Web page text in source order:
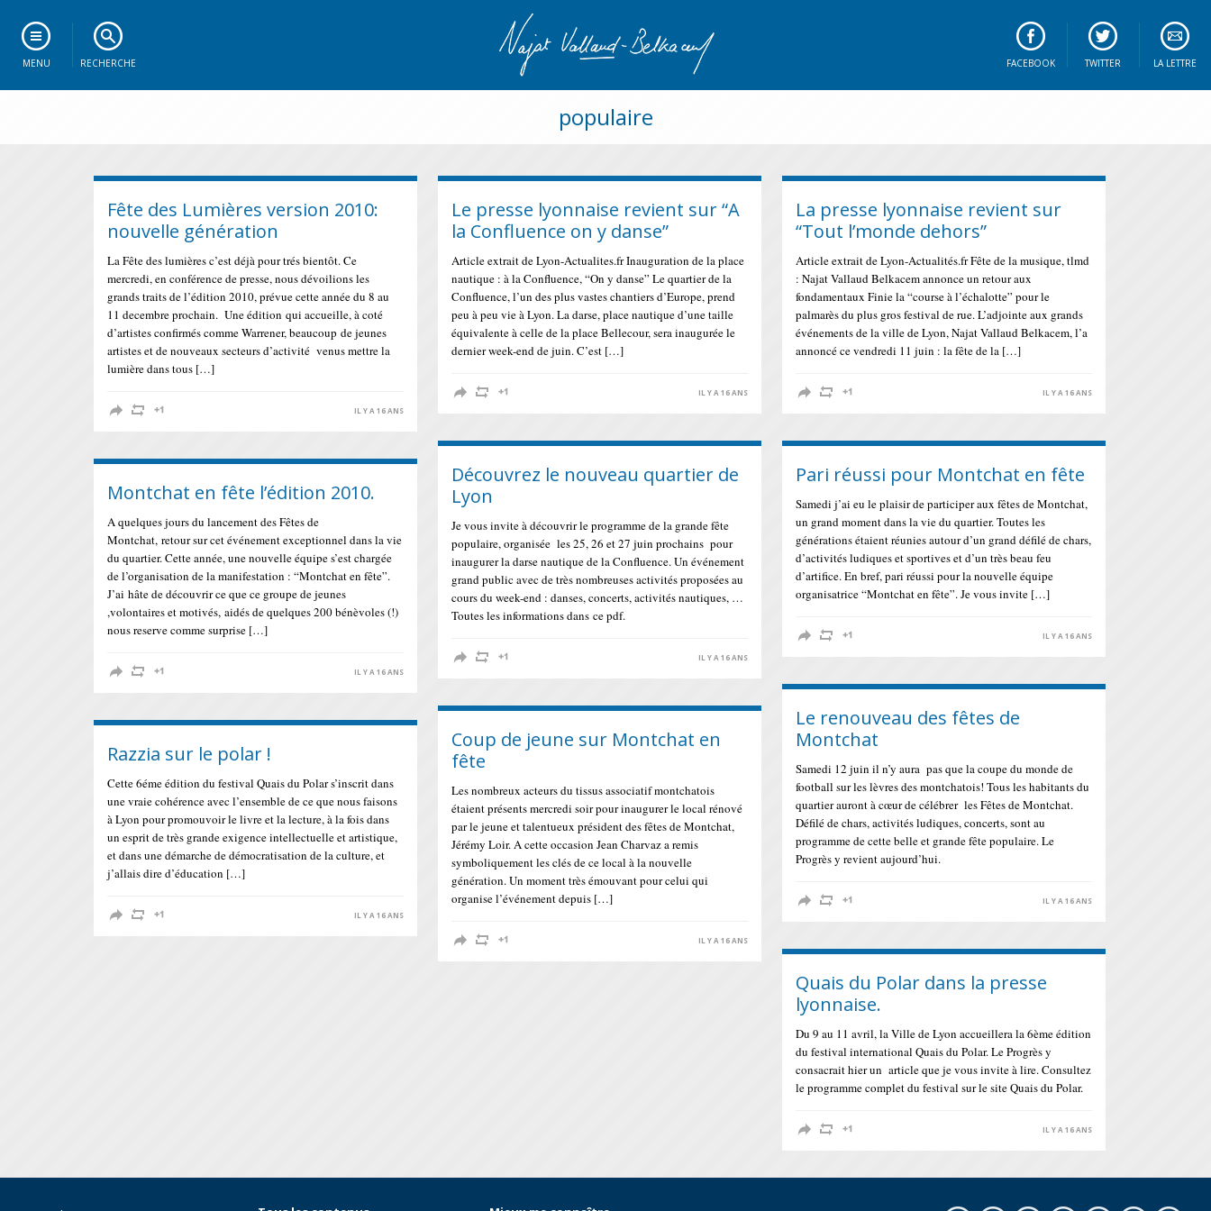
MENU RECHERCHE LA LETTRE
TWITTER
FACEBOOK
populaire
Fête des Lumières version 2010:
nouvelle génération
La Fête des lumières c’est déjà pour trés bientôt. Ce
mercredi, en conférence de presse, nous dévoilions les
grands traits de l’édition 2010, prévue cette année du 8 au
11 decembre prochain. Une édition qui accueille, à coté
d’artistes confirmés comme Warrener, beaucoup de jeunes
artistes et de nouveaux secteurs d’activité venus mettre la
lumière dans tous […]
IL Y A 16 ANS
Le presse lyonnaise revient sur “A
la Confluence on y danse”
Article extrait de Lyon-Actualites.fr Inauguration de la place
nautique : à la Confluence, “On y danse” Le quartier de la
Confluence, l’un des plus vastes chantiers d’Europe, prend
peu à peu vie à Lyon. La darse, place nautique d’une taille
équivalente à celle de la place Bellecour, sera inaugurée le
dernier week-end de juin. C’est […]
IL Y A 16 ANS
La presse lyonnaise revient sur
“Tout l’monde dehors”
Article extrait de Lyon-Actualités.fr Fête de la musique, tlmd
: Najat Vallaud Belkacem annonce un retour aux
fondamentaux Finie la “course à l’échalotte” pour le
palmarès du plus gros festival de rue. L’adjointe aux grands
événements de la ville de Lyon, Najat Vallaud Belkacem, l’a
annoncé ce vendredi 11 juin : la fête de la […]
IL Y A 16 ANS
Découvrez le nouveau quartier de
Lyon
Je vous invite à découvrir le programme de la grande fête
populaire, organisée les 25, 26 et 27 juin prochains pour
inaugurer la darse nautique de la Confluence. Un événement
grand public avec de très nombreuses activités proposées au
cours du week-end : danses, concerts, activités nautiques, …
Toutes les informations dans ce pdf.
IL Y A 16 ANS
Pari réussi pour Montchat en fête
Samedi j’ai eu le plaisir de participer aux fêtes de Montchat,
un grand moment dans la vie du quartier. Toutes les
générations étaient réunies autour d’un grand défilé de chars,
d’activités ludiques et sportives et d’un très beau feu
d’artifice. En bref, pari réussi pour la nouvelle équipe
organisatrice “Montchat en fête”. Je vous invite […]
IL Y A 16 ANS
Montchat en fête l’édition 2010.
A quelques jours du lancement des Fêtes de
Montchat, retour sur cet événement exceptionnel dans la vie
du quartier. Cette année, une nouvelle équipe s’est chargée
de l’organisation de la manifestation : “Montchat en fête”.
J’ai hâte de découvrir ce que ce groupe de jeunes
,volontaires et motivés, aidés de quelques 200 bénèvoles (!)
nous reserve comme surprise […]
IL Y A 16 ANS
Le renouveau des fêtes de
Montchat
Samedi 12 juin il n’y aura pas que la coupe du monde de
football sur les lèvres des montchatois! Tous les habitants du
quartier auront à cœur de célébrer les Fêtes de Montchat.
Défilé de chars, activités ludiques, concerts, sont au
programme de cette belle et grande fête populaire. Le
Progrès y revient aujourd’hui.
IL Y A 16 ANS
Coup de jeune sur Montchat en
fête
Les nombreux acteurs du tissus associatif montchatois
étaient présents mercredi soir pour inaugurer le local rénové
par le jeune et talentueux président des fêtes de Montchat,
Jérémy Loir. A cette occasion Jean Charvaz a remis
symboliquement les clés de ce local à la nouvelle
génération. Un moment très émouvant pour celui qui
organise l’événement depuis […]
IL Y A 16 ANS
Razzia sur le polar !
Cette 6éme édition du festival Quais du Polar s’inscrit dans
une vraie cohérence avec l’ensemble de ce que nous faisons
à Lyon pour promouvoir le livre et la lecture, à la fois dans
un esprit de très grande exigence intellectuelle et artistique,
et dans une démarche de démocratisation de la culture, et
j’allais dire d’éducation […]
IL Y A 16 ANS
Quais du Polar dans la presse
lyonnaise.
Du 9 au 11 avril, la Ville de Lyon accueillera la 6ème édition
du festival international Quais du Polar. Le Progrès y
consacrait hier un article que je vous invite à lire. Consultez
le programme complet du festival sur le site Quais du Polar.
IL Y A 16 ANS